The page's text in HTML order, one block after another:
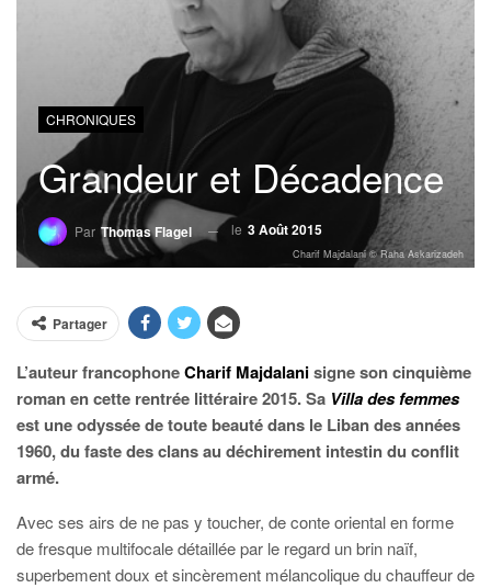
CHRONIQUES
Grandeur et Décadence
Par Thomas Flagel le 3 Août 2015
Charif Majdalani © Raha Askarizadeh
Partager
L’auteur francophoneCharif Majdalanisigne son cinquième
roman en cette rentrée littéraire 2015. Sa Villa des femmes
est une odyssée de toute beauté dans le Liban des années
1960, du faste des clans au déchirement intestin du conflit
armé.
Avec ses airs de ne pas y toucher, de conte oriental en forme
de fresque multifocale détaillée par le regard un brin naïf,
superbement doux et sincèrement mélancolique du chauffeur de